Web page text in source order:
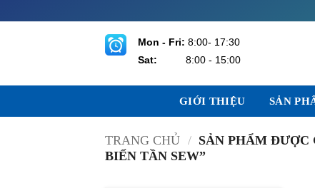
qua
Mon - Fri: 8:00- 17:30
Sat:
8:00 - 15:00
GIỚI THIỆU SẢN
TRANG CHỦ / SẢN PHẨM ĐƯỢC
BIẾN TẦN SEW”